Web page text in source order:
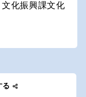
化振興課文化
る